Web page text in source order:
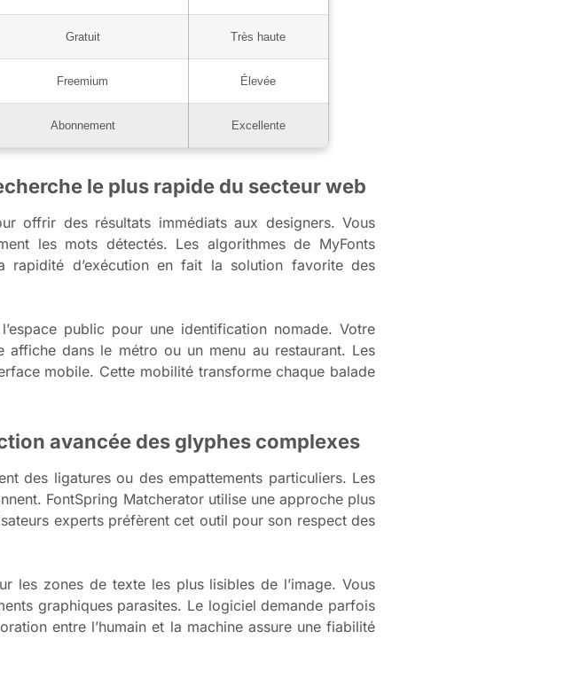
Gratuit Très haute
Freemium Élevée
Abonnement Excellente
le plus rapide du secteur web
offrir des résultats immédiats aux designers. Vous
les mots détectés. Les algorithmes de MyFonts
d’exécution en fait la solution favorite des
public pour une identification nomade. Votre
dans le métro ou un menu au restaurant. Les
mobile. Cette mobilité transforme chaque balade
avancée des glyphes complexes
des ligatures ou des empattements particuliers. Les
FontSpring Matcherator utilise une approche plus
experts préfèrent cet outil pour son respect des
les zones de texte les plus lisibles de l’image. Vous
graphiques parasites. Le logiciel demande parfois
entre l’humain et la machine assure une fiabilité